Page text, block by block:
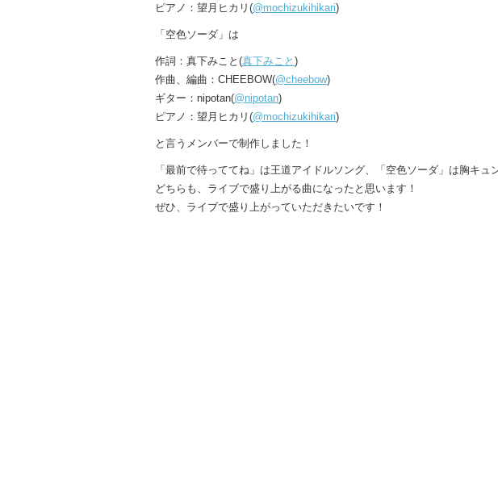
ピアノ：望月ヒカリ(@mochizukihikari)
「空色ソーダ」は
作詞：真下みこと(真下みこと )
作曲、編曲：CHEEBOW(@cheebow)
ギター：nipotan(@nipotan)
ピアノ：望月ヒカリ(@mochizukihikari)
と言うメンバーで制作しました！
「最前で待っててね」は王道アイドルソング、「空色ソーダ」は胸キュ
どちらも、ライブで盛り上がる曲になったと思います！
ぜひ、ライブで盛り上がっていただきたいです！